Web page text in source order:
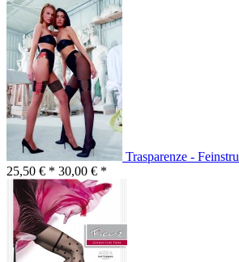
Trasparenze -
25,50 € * 30,00 € *